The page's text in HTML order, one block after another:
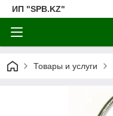
ИП "SPB.KZ"
Товары и услуги